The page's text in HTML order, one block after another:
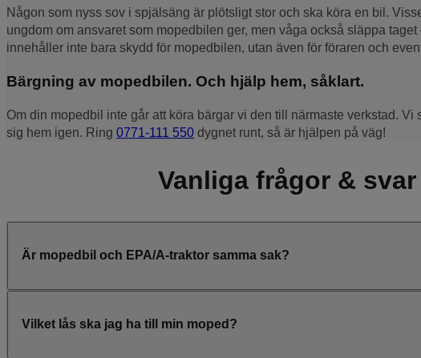
Någon som nyss sov i spjälsäng är plötsligt stor och ska köra en bil.
ungdom om ansvaret som mopedbilen ger, men våga också släppa
innehåller inte bara skydd för mopedbilen, utan även för föraren och
Bärgning av mopedbilen. Och hjälp hem, såklart.
Om din mopedbil inte går att köra bärgar vi den till närmaste verkstad.
sig hem igen. Ring 0771-111 550 dygnet runt, så är hjälpen på väg!
Vanliga frågor & svar
Är mopedbil och EPA/A-traktor samma sak?
Vilket lås ska jag ha till min moped?